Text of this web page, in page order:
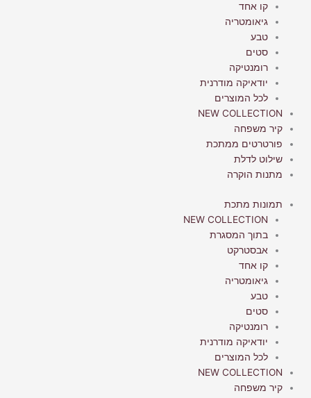
קו אחד
גיאומטריה
טבע
סטים
רומנטיקה
יודאיקה מודרנית
לכל המוצרים
NEW COLLECTION
קיר משפחה
פורטרטים ממתכת
שילוט לדלת
מתנות הוקרה
תמונות מתכת
NEW COLLECTION
בתוך המסגרת
אבסטרקט
קו אחד
גיאומטריה
טבע
סטים
רומנטיקה
יודאיקה מודרנית
לכל המוצרים
NEW COLLECTION
קיר משפחה